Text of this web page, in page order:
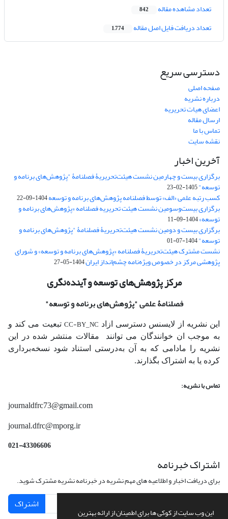
این وب سایت از کوکی ها برای اطمینان از ارائه بهترین
تعداد مشاهده مقاله 842
تعداد دریافت فایل اصل مقاله 1,774
دسترسی سریع
صفحه اصلی
درباره نشریه
اعضای هیات تحریریه
ارسال مقاله
تماس با ما
نقشه سایت
آخرین اخبار
برگزاری بیست و چهارمین نشست هیئت‌تحریریۀ فصلنامۀ "پژوهش‌های برنامه و
توسعه"1405-02-23
کسب رتبه علمی «الف» توسط فصلنامه پژوهش‌های برنامه و توسعه1404-09-22
برگزاری بیست‌وسومین نشست هیئت‌ تحریریه فصلنامه «پژوهش‌های برنامه و
توسعه»1404-09-11
برگزاری بیست و دومین نشست هیئت‌تحریریۀ فصلنامۀ "پژوهش‌های برنامه و
توسعه"1404-07-01
نشست مشترک هیئت‌تحریریۀ فصلنامه «پژوهش‌های برنامه و توسعه» و شورای
پژوهشی مرکز در خصوص ویژه‌نامه چشم‌انداز ایران1404-05-27
مرکز پژوهش‌های توسعه و آینده‌نگری
فصلنامۀ علمی"پژوهش‌های برنامه و توسعه"
این نشریه از لایسنس دسترسی ازاد CC-BY_NC تبعیت می کند و
به موجب ان خوانندگان می توانند مقالات منتشر شده در این
نشریه را مادامی که به آن‌ به‌درستی استناد شود نسخه‌برداری
کرده یا به اشتراک بگذارند.
تماس با نشریه:
journaldfrc73@gmail.com
journal.dfrc@mporg.ir
021-43306606
اشتراک خبرنامه
برای دریافت اخبار و اطلاعیه های مهم نشریه در خبرنامه نشریه مشترک شوید.
اشتراک